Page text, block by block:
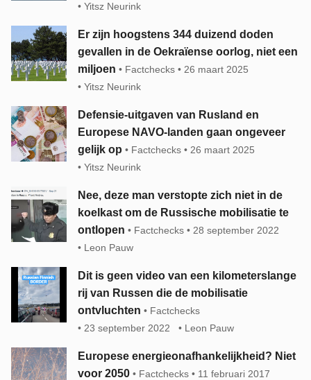
Yitsz Neurink
Er zijn hoogstens 344 duizend doden
gevallen in de Oekraïense oorlog, niet een
miljoen
Factchecks
26 maart 2025
Yitsz Neurink
Defensie-uitgaven van Rusland en
Europese NAVO-landen gaan ongeveer
gelijk op
Factchecks
26 maart 2025
Yitsz Neurink
Nee, deze man verstopte zich niet in de
koelkast om de Russische mobilisatie te
ontlopen
Factchecks
28 september 2022
Leon Pauw
Dit is geen video van een kilometerslange
rij van Russen die de mobilisatie
ontvluchten
Factchecks
23 september 2022
Leon Pauw
Europese energieonafhankelijkheid? Niet
voor 2050
Factchecks
11 februari 2017